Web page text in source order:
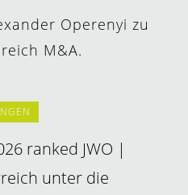
Operenyi zu
M&A.
ranked JWO |
unter die